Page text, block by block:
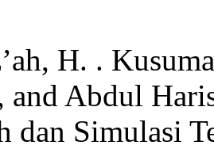
H. .
and Abdul
dan Simulasi